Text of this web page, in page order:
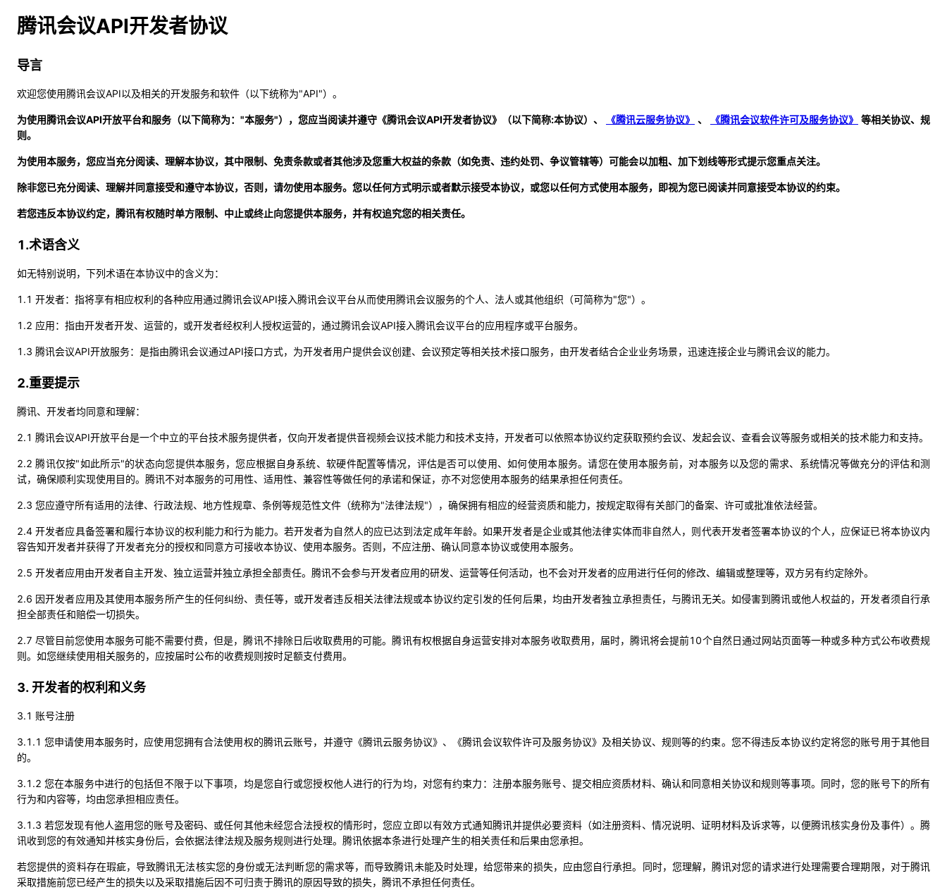
腾讯会议API开发者协议
导言
欢迎您使用腾讯会议API以及相关的开发服务和软件（以下统称为"API"）。
为使用腾讯会议API开放平台和服务（以下简称为："本服务"），您应当阅读并遵守《腾讯会议API开发者协议》（以下简称:本协议）、 《腾讯云服务协议》 、 《腾讯会议软件许可及服务协议》
等相关协议、规
则。
为使用本服务，您应当充分阅读、理解本协议，其中限制、免责条款或者其他涉及您重大权益的条款（如免责、违约处罚、争议管辖等）可能会以加粗、加下划线等形式提示您重点关注。
除非您已充分阅读、理解并同意接受和遵守本协议，否则，请勿使用本服务。您以任何方式明示或者默示接受本协议，或您以任何方式使用本服务，即视为您已阅读并同意接受本协议的约束。
若您违反本协议约定，腾讯有权随时单方限制、中止或终止向您提供本服务，并有权追究您的相关责任。
1.术语含义
如无特别说明，下列术语在本协议中的含义为：
1.1 开发者：指将享有相应权利的各种应用通过腾讯会议API接入腾讯会议平台从而使用腾讯会议服务的个人、法人或其他组织（可简称为"您"）。
1.2 应用：指由开发者开发、运营的，或开发者经权利人授权运营的，通过腾讯会议API接入腾讯会议平台的应用程序或平台服务。
1.3 腾讯会议API开放服务：是指由腾讯会议通过API接口方式，为开发者用户提供会议创建、会议预定等相关技术接口服务，由开发者结合企业业务场景，迅速连接企业与腾讯会议的能力。
2.重要提示
腾讯、开发者均同意和理解：
2.1 腾讯会议API开放平台是一个中立的平台技术服务提供者，仅向开发者提供音视频会议技术能力和技术支持，开发者可以依照本协议约定获取预约会议、发起会议、查看会议等服务或相关的技术能力和支持。
2.2 腾讯仅按"如此所示"的状态向您提供本服务，您应根据自身系统、软硬件配置等情况，评估是否可以使用、如何使用本服务。请您在使用本服务前，对本服务以及您的需求、系统情况等做充分的评估和测
试，确保顺利实现使用目的。 腾讯不对本服务的可用性、适用性、兼容性等做任何的承诺和保证，亦不对您使用本服务的结果承担任何责任。
2.3 您应遵守所有适用的法律、行政法规、地方性规章、条例等规范性文件（统称为"法律法规"），确保拥有相应的经营资质和能力，按规定取得有关部门的备案、许可或批准依法经营。
2.4 开发者应具备签署和履行本协议的权利能力和行为能力。若开发者为自然人的应已达到法定成年年龄。如果开发者是企业或其他法律实体而非自然人，则代表开发者签署本协议的个人，应保证已将本协议内
容告知开发者并获得了开发者充分的授权和同意方可接收本协议、使用本服务。否则，不应注册、确认同意本协议或使用本服务。
2.5 开发者应用由开发者自主开发、独立运营并独立承担全部责任。腾讯不会参与开发者应用的研发、运营等任何活动，也不会对开发者的应用进行任何的修改、编辑或整理等，双方另有约定除外。
2.6 因开发者应用及其使用本服务所产生的任何纠纷、责任等，或开发者违反相关法律法规或本协议约定引发的任何后果，均由开发者独立承担责任，与腾讯无关。如侵害到腾讯或他人权益的，开发者须自行承
担全部责任和赔偿一切损失。
2.7 尽管目前您使用本服务可能不需要付费，但是，腾讯不排除日后收取费用的可能。 腾讯有权根据自身运营安排对本服务收取费用，届时，腾讯将会提前10个自然日通过网站页面等一种或多种方式公布收费规
则。如您继续使用相关服务的，应按届时公布的收费规则按时足额支付费用。
3. 开发者的权利和义务
3.1 账号注册
3.1.1 您申请使用本服务时，应使用您拥有合法使用权的腾讯云账号，并遵守《腾讯云服务协议》、《腾讯会议软件许可及服务协议》及相关协议、规则等的约束。您不得违反本协议约定将您的账号用于其他目
的。
3.1.2 您在本服务中进行的包括但不限于以下事项，均是您自行或您授权他人进行的行为均，对您有约束力：注册本服务账号、提交相应资质材料、确认和同意相关协议和规则等事项。 同时，您的账号下的所有
行为和内容等，均由您承担相应责任。
3.1.3 若您发现有他人盗用您的账号及密码、或任何其他未经您合法授权的情形时，您应立即以有效方式通知腾讯并提供必要资料（如注册资料、情况说明、证明材料及诉求等，以便腾讯核实身份及事件）。 腾
讯收到您的有效通知并核实身份后，会依据法律法规及服务规则进行处理。腾讯依据本条进行处理产生的相关责任和后果由您承担。
若您提供的资料存在瑕疵，导致腾讯无法核实您的身份或无法判断您的需求等，而导致腾讯未能及时处理，给您带来的损失，应由您自行承担。 同时，您理解，腾讯对您的请求进行处理需要合理期限，对于腾讯
采取措施前您已经产生的损失以及采取措施后因不可归责于腾讯的原因导致的损失，腾讯不承担任何责任。